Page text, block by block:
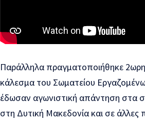
Παράλληλα πραγματοποιήθηκε
κάλεσμα του Σωματείου
έδωσαν αγωνιστική απάντηση στα
στη Δυτική Μακεδονία και σε